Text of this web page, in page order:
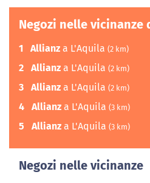
Negozi nelle vicinanze
1 Allianz a L'Aquila (2 km)
2 Allianz a L'Aquila (2 km)
3 Allianz a L'Aquila (2 km)
4 Allianz a L'Aquila (3 km)
5 Allianz a L'Aquila (3 km)
Negozi nelle vicinanze